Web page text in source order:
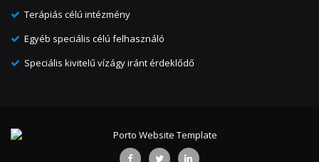
Terápiás célú intézmény
Egyéb speciális célú felhasználó
Speciális kivitelű vízágy iránt érdeklődő